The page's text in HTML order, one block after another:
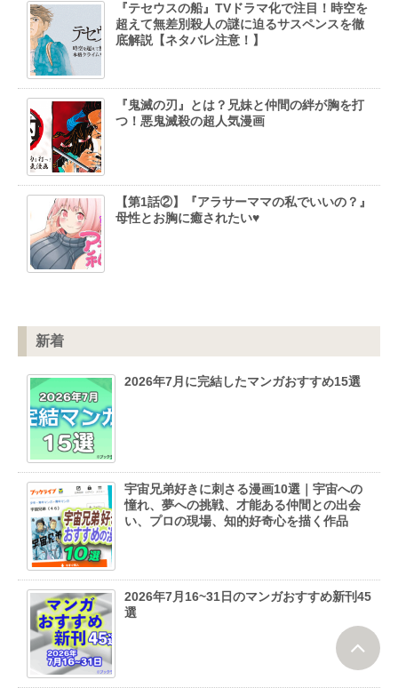
『テセウスの船』TVドラマ化で注目！時空を
超えて無差別殺人の謎に迫るサスペンスを徹
底解説【ネタバレ注意！】
『鬼滅の刃』とは？兄妹と仲間の絆が胸を打
つ！悪鬼滅殺の超人気漫画
【第1話②】『アラサーママの私でいいの？』
母性とお胸に癒されたい♥
新着
2026年7月に完結したマンガおすすめ15選
宇宙兄弟好きに刺さる漫画10選｜宇宙への
憧れ、夢への挑戦、才能ある仲間との出会
い、プロの現場、知的好奇心を描く作品
2026年7月16~31日のマンガおすすめ新刊45
選